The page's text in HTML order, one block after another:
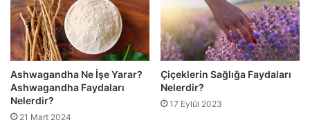
Ashwagandha Ne İşe Yarar?
Ashwagandha Faydaları
Nelerdir?
21 Mart 2024
Çiçeklerin Sağlığa Faydaları
Nelerdir?
17 Eylül 2023